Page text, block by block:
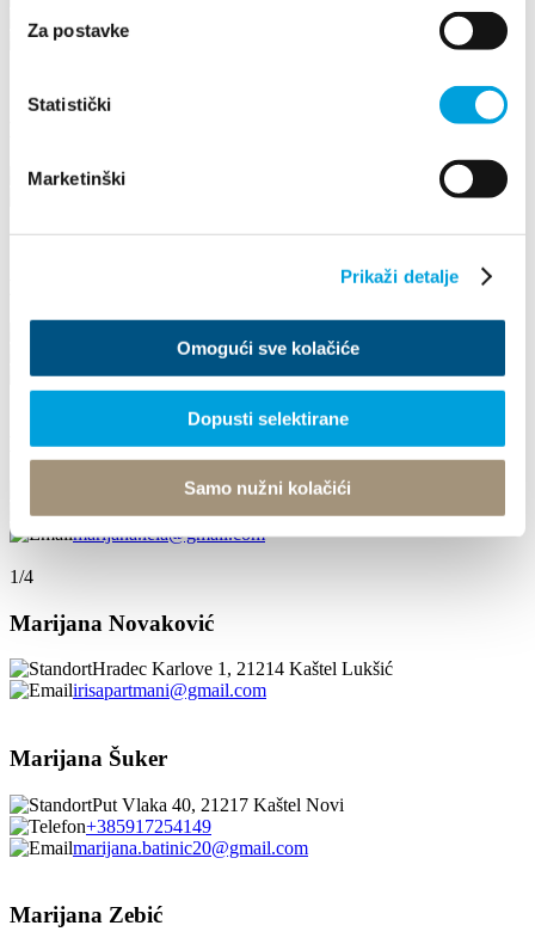
Za postavke
Statistički
Marketinški
Prikaži detalje
Omogući sve kolačiće
Dopusti selektirane
Samo nužni kolačići
+385953266443
arudic1@gmail.com
Put Smokvinca 49, 21217 Kaštel Stari
1/4
095 525 5000
apartmanikristal@gmail.com
Marijana Lela
Stjepana Štafileja 3, 21217 Kaštel Štafilić
+385953742298
marijana.lela@gmail.com
1/4
Marijana Novaković
Hradec Karlove 1, 21214 Kaštel Lukšić
irisapartmani@gmail.com
Marijana Šuker
Put Vlaka 40, 21217 Kaštel Novi
+385917254149
marijana.batinic20@gmail.com
Marijana Zebić